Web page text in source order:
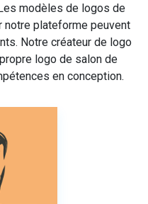
modèles de logos de
plateforme peuvent
Notre créateur de logo
logo de salon de
en conception.